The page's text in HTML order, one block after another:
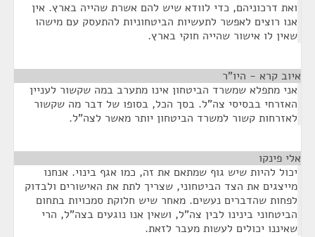
ואת דרכוניהם, כדי לוודא שיש להם אשרת שהייה בארץ. אין
אנו רוצים לאפשר לתעשיות הביטחוניות להתעסק עם מישהו
שאין לו אישור שהייה חוקי בארץ.
איוב קרא - היו"ר
אני מתפלא שמשרד הביטחון אינו מתערב במה שקשור לעניין
האזרחי בבסיסי צה"ל. בסך הכל, בסופו של דבר מה שקשור
לאזרחות קשור למשרד הביטחון יותר מאשר לצה"ל.
אלי פינקו
יכול להיות שיש גוף שמתאם את זה, כמו אגף בינוי. אנחנו
מייצגים את הצד הביטחוני, שצריך לתת את האישורים ולבדוק
לפחות שהדברים נעשים. מאחר שיש חלוקת סמכויות בתחום
הביטחוני בינינו לבין צה"ל, ושאין אנו נוגעים בצה"ל, הרי
שאיננו יכולים לעשות מעבר לזאת.